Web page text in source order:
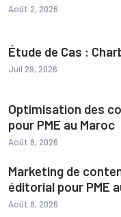
Août 2, 2026
Étude de Cas :
Juil 29, 2026
Optimisation des
pour PME au Maroc
Août 8, 2026
Marketing de
éditorial pour PME
Août 8, 2026